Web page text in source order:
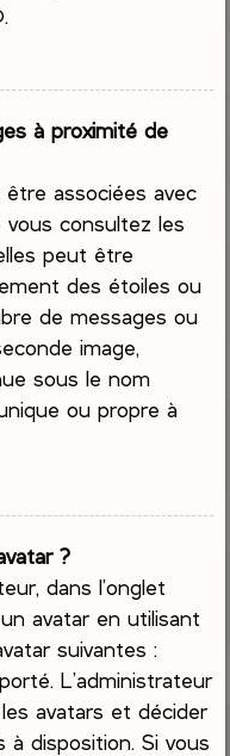
à proximité de
associées avec
vous consultez les
peut être
des étoiles ou
de messages ou
image,
sous le nom
ou propre à
?
dans l’onglet
avatar en utilisant
suivantes :
L’administrateur
avatars et décider
disposition. Si vous